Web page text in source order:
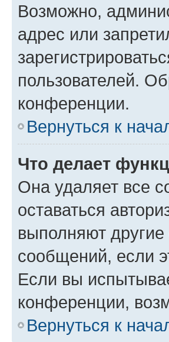
Возможно,
адрес или
пользователей.
конференции.
Вернуться к
Что делает
Она удаляет все
оставаться
выполняют
сообщений, если
Если вы
конференции,
Вернуться к